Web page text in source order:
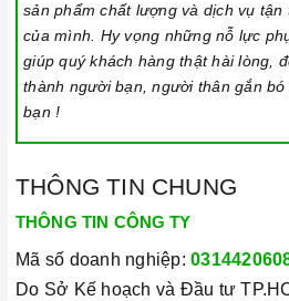
sản phẩm chất lượng và dịch vụ
của mình. Hy vọng những nỗ lực
giúp quý khách hàng thật hài lòng,
thành người bạn, người thân gắn
bạn !
THÔNG TIN CHUNG
THÔNG TIN CÔNG TY
Mã số doanh nghiệp:
Do Sở Kế hoạch và Đầu tư